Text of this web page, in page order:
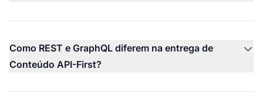
Como REST e GraphQL diferem na entrega de
Conteúdo API-First?